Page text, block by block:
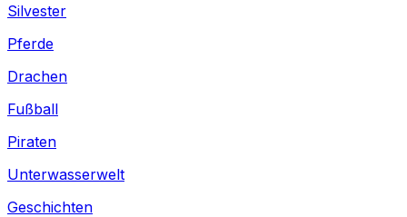
Silvester
Pferde
Drachen
Fußball
Piraten
Unterwasserwelt
Geschichten